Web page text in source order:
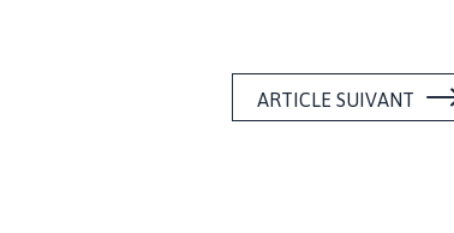
ARTICLE SUIVANT